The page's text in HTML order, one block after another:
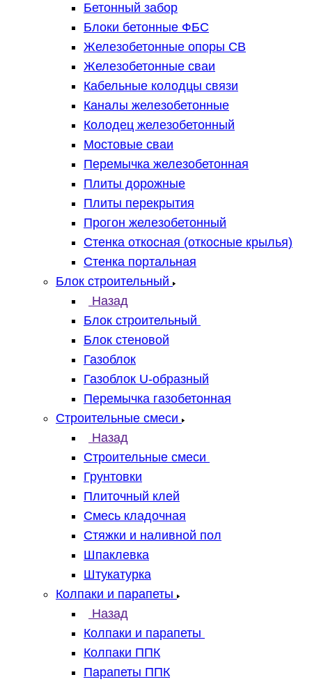
Бетонный забор
Блоки бетонные ФБС
Железобетонные опоры СВ
Железобетонные сваи
Кабельные колодцы связи
Каналы железобетонные
Колодец железобетонный
Мостовые сваи
Перемычка железобетонная
Плиты дорожные
Плиты перекрытия
Прогон железобетонный
Стенка откосная (откосные крылья)
Стенка портальная
Блок строительный
Назад
Блок строительный
Блок стеновой
Газоблок
Газоблок U-образный
Перемычка газобетонная
Строительные смеси
Назад
Строительные смеси
Грунтовки
Плиточный клей
Смесь кладочная
Стяжки и наливной пол
Шпаклевка
Штукатурка
Колпаки и парапеты
Назад
Колпаки и парапеты
Колпаки ППК
Парапеты ППК